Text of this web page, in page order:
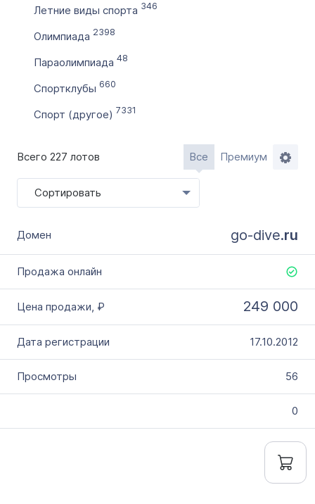
Моментально онлайн
Летние виды спорта 346
Олимпиада 2398
Параолимпиада 48
Спортклубы 660
Спорт (другое) 7331
Всего 227 лотов Все Премиум
Сортировать
go-dive.ru
249 000
17.10.2012
56
0